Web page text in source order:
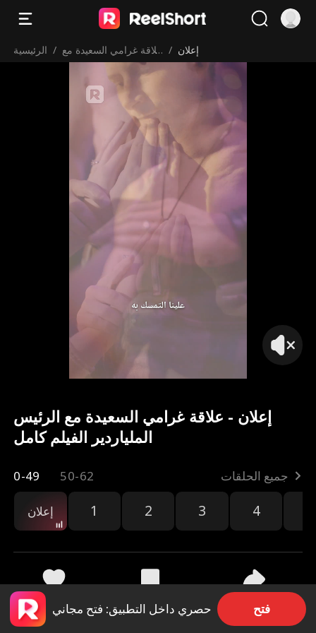
الرئيسية / علاقة غرامي السعيدة مع
الرئيس الملياردير
/ إعلان
علينا التمسك به
إعلان - علاقة غرامي السعيدة مع الرئيس
الملياردير الفيلم كامل
0-49 50-62 جميع الحلقات
إعلان 1 2 3 4
811 6.6k مشاركة حصري داخل التطبيق: فتح مجاني فتح